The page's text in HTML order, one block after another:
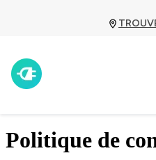
Politique de